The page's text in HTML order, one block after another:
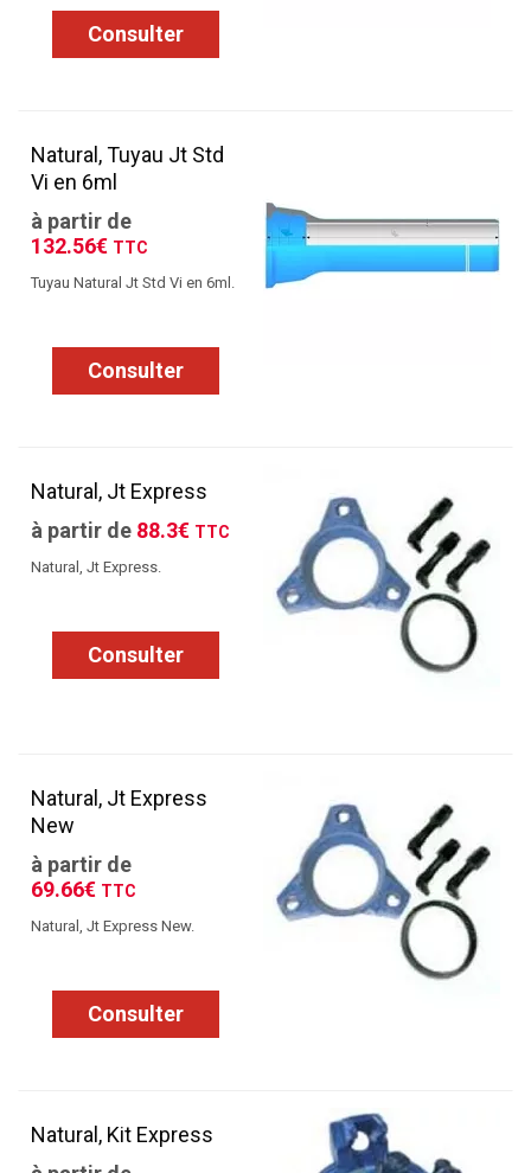
Consulter
Natural, Tuyau Jt Std
Vi en 6ml
à partir de
132.56€ TTC
Tuyau Natural Jt Std Vi en 6ml.
Consulter
Natural, Jt Express
à partir de 88.3€ TTC
Natural, Jt Express.
Consulter
Natural, Jt Express
New
à partir de
69.66€ TTC
Natural, Jt Express New.
Consulter
Natural, Kit Express